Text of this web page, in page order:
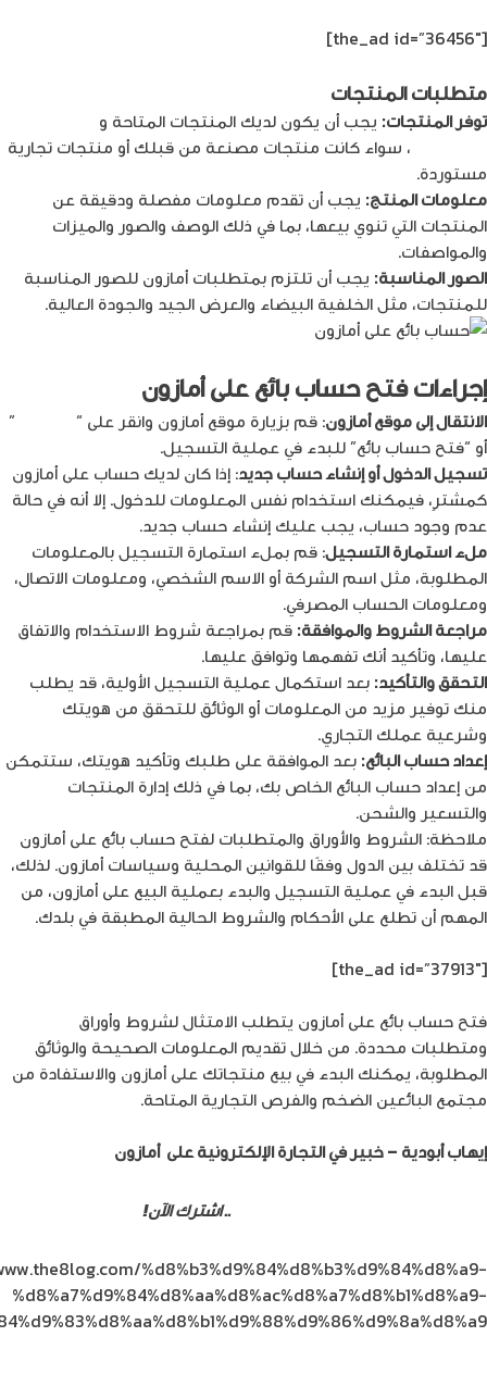
[the_ad id=”36456″]
متطلبات المنتجات
توفر المنتجات: يجب أن يكون لديك المنتجات المتاحة و
، سواء كانت منتجات مصنعة من قبلك أو منتجات تجارية
مستوردة.
معلومات المنتج: يجب أن تقدم معلومات مفصلة ودقيقة عن
المنتجات التي تنوي بيعها، بما في ذلك الوصف والصور والميزات
والمواصفات.
الصور المناسبة: يجب أن تلتزم بمتطلبات أمازون للصور المناسبة
للمنتجات، مثل الخلفية البيضاء والعرض الجيد والجودة العالية.
إجراءات فتح حساب بائع على أمازون
الانتقال إلى موقع أمازون: قم بزيارة موقع أمازون وانقر على “
”
أو “فتح حساب بائع” للبدء في عملية التسجيل.
تسجيل الدخول أو إنشاء حساب جديد: إذا كان لديك حساب على أمازون
كمشترٍ، فيمكنك استخدام نفس المعلومات للدخول. إلا أنه في حالة
عدم وجود حساب، يجب عليك إنشاء حساب جديد.
ملء استمارة التسجيل: قم بملء استمارة التسجيل بالمعلومات
المطلوبة، مثل اسم الشركة أو الاسم الشخصي، ومعلومات الاتصال،
ومعلومات الحساب المصرفي.
مراجعة الشروط والموافقة: قم بمراجعة شروط الاستخدام والاتفاق
عليها، وتأكيد أنك تفهمها وتوافق عليها.
التحقق والتأكيد: بعد استكمال عملية التسجيل الأولية، قد يطلب
منك توفير مزيد من المعلومات أو الوثائق للتحقق من هويتك
وشرعية عملك التجاري.
إعداد حساب البائع: بعد الموافقة على طلبك وتأكيد هويتك، ستتمكن
من إعداد حساب البائع الخاص بك، بما في ذلك إدارة المنتجات
والتسعير والشحن.
ملاحظة: الشروط والأوراق والمتطلبات لفتح حساب بائع على أمازون
قد تختلف بين الدول وفقًا للقوانين المحلية وسياسات أمازون. لذلك،
قبل البدء في عملية التسجيل والبدء بعملية البيع على أمازون، من
المهم أن تطلع على الأحكام والشروط الحالية المطبقة في بلدك.
[the_ad id=”37913″]
فتح حساب بائع على أمازون يتطلب الامتثال لشروط وأوراق
ومتطلبات محددة. من خلال تقديم المعلومات الصحيحة والوثائق
المطلوبة، يمكنك البدء في بيع منتجاتك على أمازون والاستفادة من
مجتمع البائعين الضخم والفرص التجارية المتاحة.
إيهاب أبودية – خبير في التجارة الإلكترونية على أمازون
.. اشترك الآن!
%d8%b3%d9%84%d8%b3%d9%84%d8%a9-
%d8%a7%d9%84%d8%aa%d8%ac%d8%a7%d8%b1%d8%a9-